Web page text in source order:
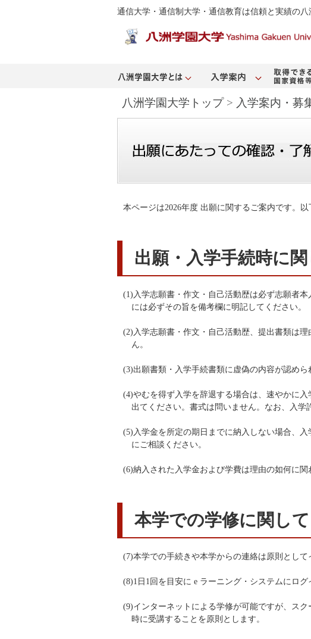
通信大学・通信制大学・通信教育は信頼と実績の八
八洲学園大学トップ> 入学案内・募
本ページは2026年度 出願に関するご案内です。
出願・入学手続時に
(1)入学志願書・作文・自己活動歴は必ず志願者
には必ずその旨を備考欄に明記してください。
(2)入学志願書・作文・自己活動歴、提出書類は
ん。
(3)出願書類・入学手続書類に虚偽の内容が認め
(4)やむを得ず入学を辞退する場合は、速やかに
出てください。書式は問いません。なお、入学
(5)入学金を所定の期日までに納入しない場合、
にご相談ください。
(6)納入された入学金および学費は理由の如何に関
本学での学修に関して
(7)本学での手続きや本学からの連絡は原則とし
(8)1日1回を目安に e ラーニング・システムにロ
(9)インターネットによる学修が可能ですが、ス
時に受講することを原則とします。